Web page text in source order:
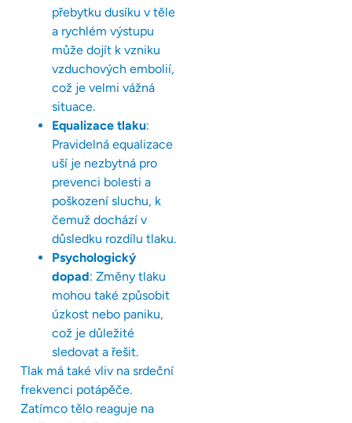
přebytku dusíku v těle
a rychlém výstupu
může dojít k vzniku
vzduchových embolií,
což je velmi vážná
situace.
Equalizace tlaku:
Pravidelná equalizace
uší je nezbytná pro
prevenci bolesti a
poškození sluchu, k
čemuž dochází v
důsledku rozdílu tlaku.
Psychologický
dopad: Změny tlaku
mohou také způsobit
úzkost nebo paniku,
což je důležité
sledovat a řešit.
Tlak má také vliv na srdeční
frekvenci potápěče.
Zatímco tělo reaguje na